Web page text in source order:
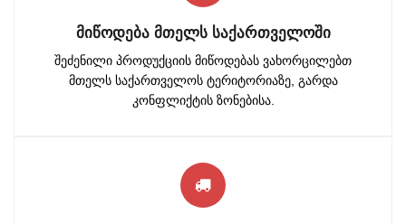
ᲛᲘᲬᲝᲓᲔᲑᲐ ᲛᲗᲔᲚᲡ ᲡᲐᲥᲐᲠᲗᲕᲔᲚᲝᲨᲘ
შეძენილი პროდუქციის მიწოდებას ვახორცილებთ
მთელს საქართველოს ტერიტორიაზე, გარდა
კონფლიქტის ზონებისა.